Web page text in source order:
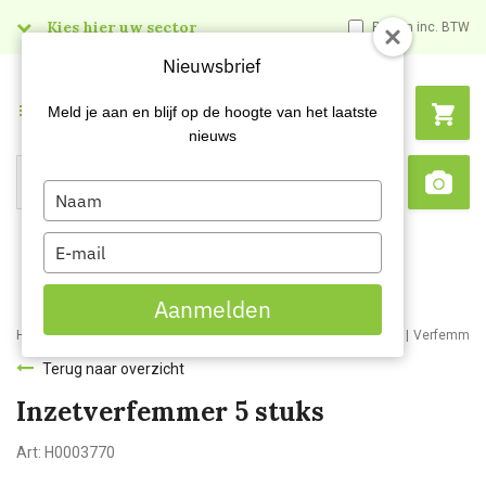
Kies hier uw sector Prijzen inc. BTW
Search
Menu
Home Webshop Schildersartikelen Schildersbenodigdheden
Terug naar overzicht
Inzetverfemmer 5 stuks
Art: H0003770
Nieuwsbrief
Meld je aan en blijf op de hoogte van het laatste
nieuws
Type
your
name
Type
your
email
Aanmelden